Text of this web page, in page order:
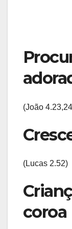
(João
(Lucas 2.52)
coroa